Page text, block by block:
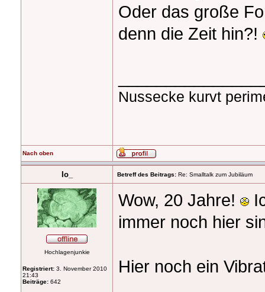
Oder das große
denn die Zeit hin?!
Nussecke kurvt
Nach oben
Io_ Betreff des Beitrags: Re: Smalltalk zum Jubiläum
Hochlagenjunkie
Registriert: 3. November 2010
21:43
Beiträge: 642
Wow, 20 Jahre!
immer noch hier
Hier noch ein